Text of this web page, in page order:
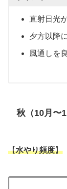
直射日光
夕方以降
風通しを
秋（10月〜
【水やり頻度】